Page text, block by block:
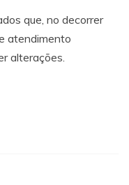
que, no decorrer
atendimento
alterações.